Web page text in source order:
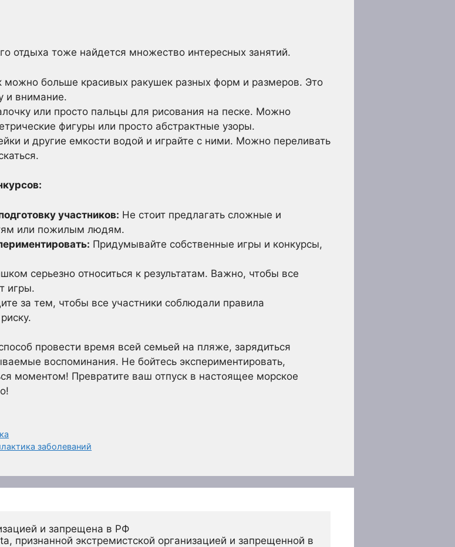
отдыха тоже найдется множество интересных занятий.
можно больше красивых ракушек разных форм и размеров. Это
и внимание.
или просто пальцы для рисования на песке. Можно
фигуры или просто абстрактные узоры.
и другие емкости водой и играйте с ними. Можно переливать
участников: Не стоит предлагать сложные и
или пожилым людям.
Придумывайте собственные игры и конкурсы,
серьезно относиться к результатам. Важно, чтобы все
игры.
за тем, чтобы все участники соблюдали правила
провести время всей семьей на пляже, зарядиться
воспоминания. Не бойтесь экспериментировать,
моментом! Превратите ваш отпуск в настоящее морское
заболеваний
и запрещена в РФ
признанной экстремистской организацией и запрещенной в